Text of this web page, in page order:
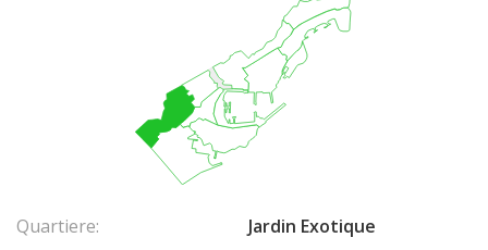
Quartiere: Jardin Exotique